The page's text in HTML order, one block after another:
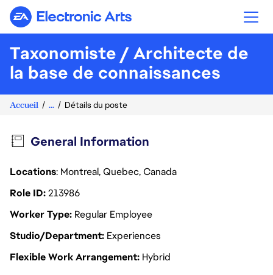
Electronic Arts
Taxonomiste / Architecte de
la base de connaissances
Accueil ... Détails du poste
General Information
Locations: Montreal, Quebec, Canada
Role ID213986
Worker Type Regular Employee
Studio/Department Experiences
Flexible Work Arrangement Hybrid